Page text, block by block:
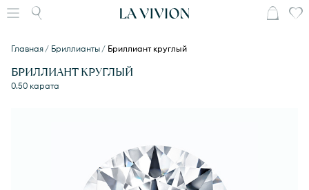
Главная Бриллианты Бриллиант круглый
БРИЛЛИАНТ КРУГЛЫЙ
0.50 карата